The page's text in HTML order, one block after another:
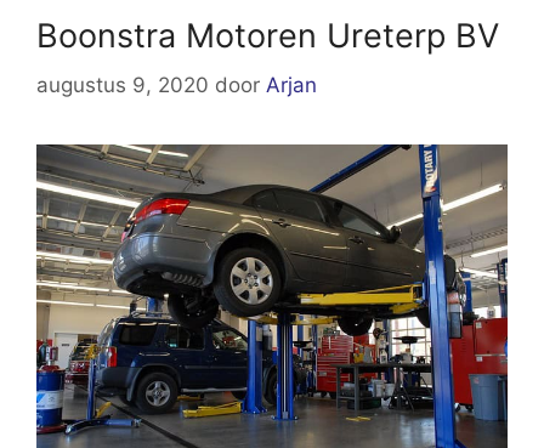
Boonstra Motoren Ureterp BV
augustus 9, 2020 door Arjan